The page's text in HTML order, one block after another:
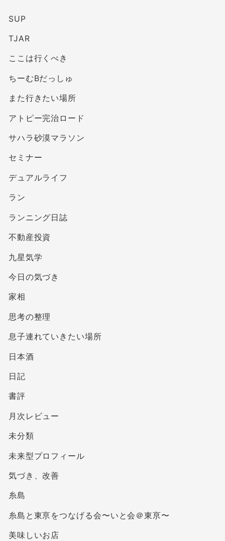
SUP
TJAR
ここは行くべき
ちーむBだっしゅ
また行きたい場所
アトピー完治ロード
サハラ砂漠マラソン
セミナー
デュアルライフ
ラン
ランニング日誌
不動産投資
九星気学
今日の気づき
家相
思考の整理
息子連れていきたい場所
日本酒
日記
書評
月次レビュー
未分類
未来型プロフィール
気づき、改善
糸島
糸島と東亰をつなげる会〜いと会＠東亰〜
美味しいお店